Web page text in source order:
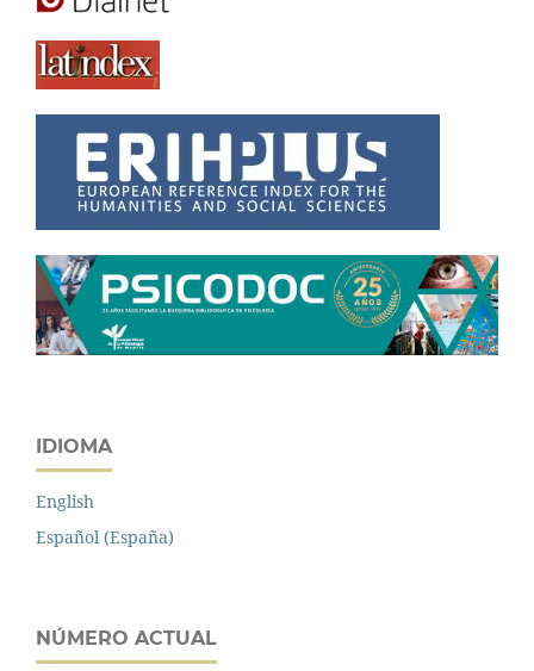
IDIOMA
English
Español (España)
NÚMERO ACTUAL